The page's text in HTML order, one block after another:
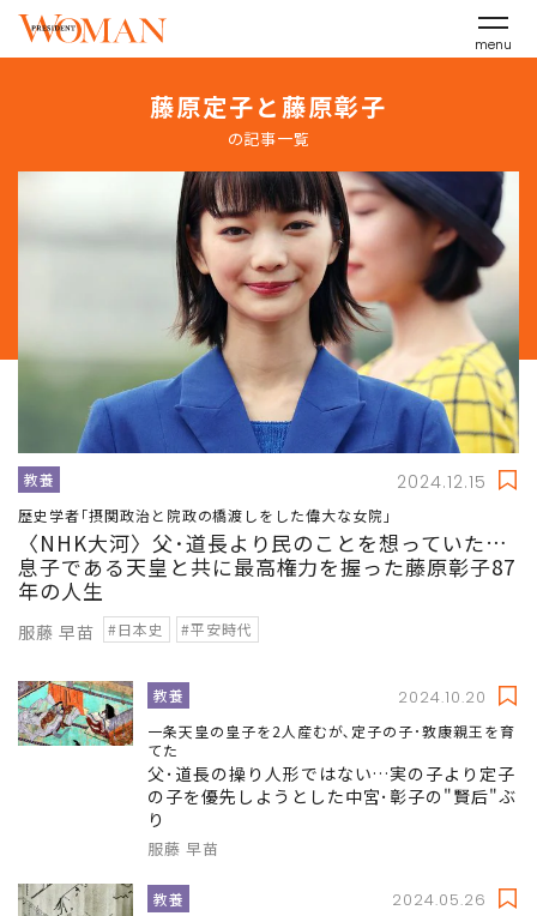
menu
藤原定子と藤原彰子
の記事一覧
教養 2024.12.15
歴史学者｢摂関政治と院政の橋渡しをした偉大な女院｣
〈NHK大河〉父･道長より民のことを想っていた…
息子である天皇と共に最高権力を握った藤原彰子87
年の人生
服藤 早苗 #日本史 #平安時代
教養 2024.10.20
一条天皇の皇子を2人産むが､定子の子･敦康親王を育
てた
父･道長の操り人形ではない…実の子より定子
の子を優先しようとした中宮･彰子の"賢后"ぶ
り
服藤 早苗
教養 2024.05.26